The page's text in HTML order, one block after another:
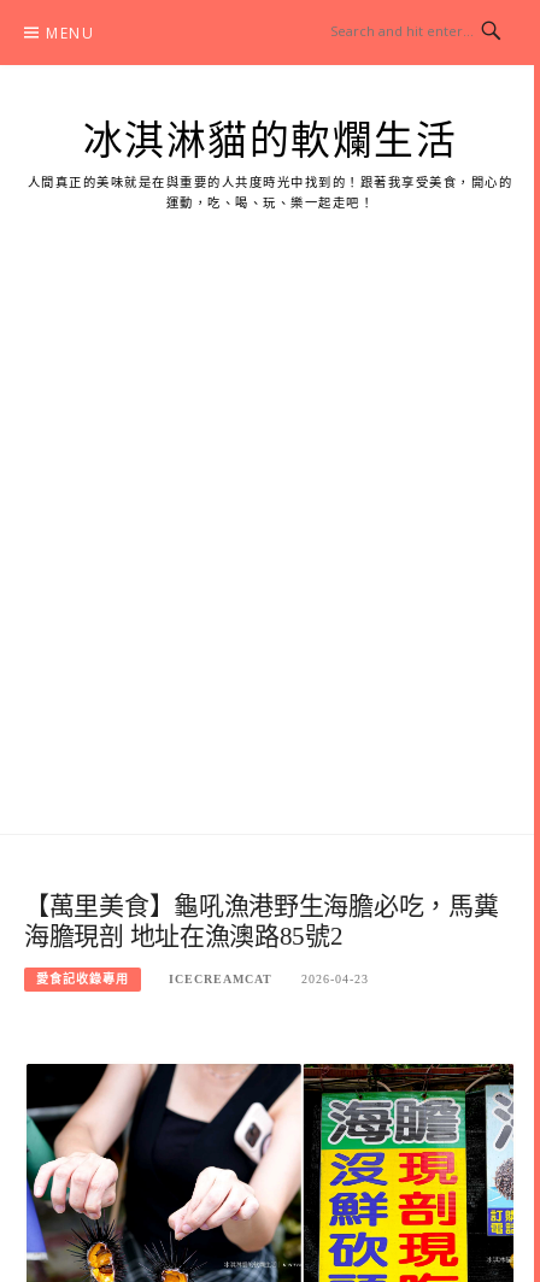
content
MENU
冰淇淋貓的軟爛生活
人間真正的美味就是在與重要的人共度時光中找到的！跟著我享受美食，開心的
運動，吃、喝、玩、樂一起走吧！
【萬里美食】龜吼漁港野生海膽必吃，馬糞
海膽現剖 地址在漁澳路85號2
愛食記收錄專用 ICECREAMCAT 2026-04-23